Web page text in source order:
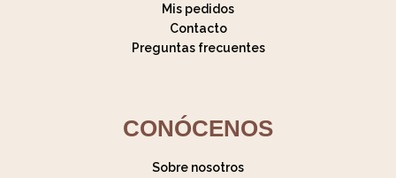
Mis pedidos
Contacto
Preguntas frecuentes
CONÓCENOS
Sobre nosotros